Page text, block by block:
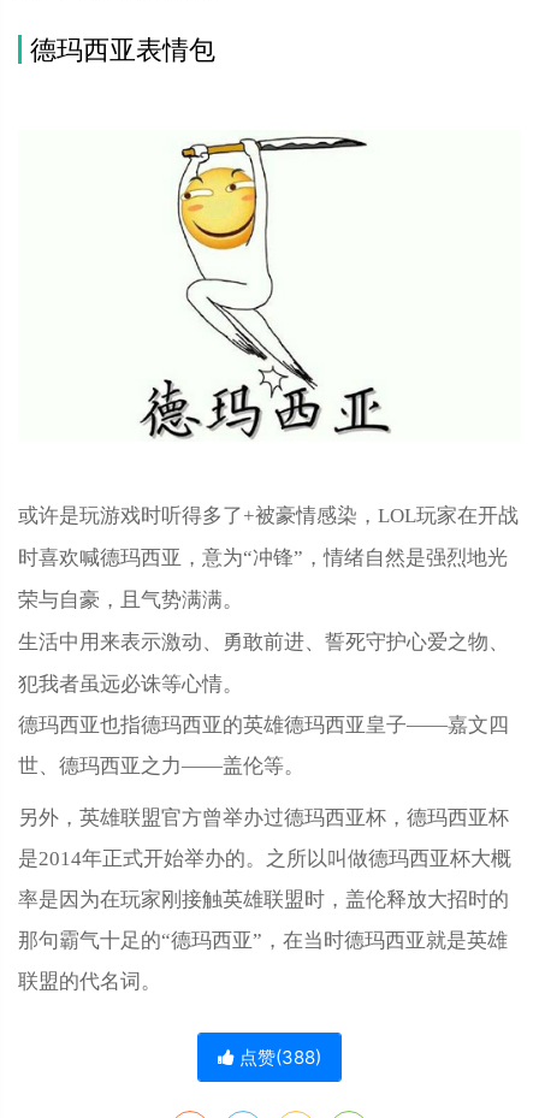
德玛西亚表情包
或许是玩游戏时听得多了+被豪情感染，LOL玩家在开战
时喜欢喊德玛西亚，意为“冲锋”，情绪自然是强烈地光
荣与自豪，且气势满满。
生活中用来表示激动、勇敢前进、誓死守护心爱之物、
犯我者虽远必诛等心情。
德玛西亚也指德玛西亚的英雄德玛西亚皇子——嘉文四
世、德玛西亚之力——盖伦等。
另外，英雄联盟官方曾举办过德玛西亚杯，德玛西亚杯
是2014年正式开始举办的。之所以叫做德玛西亚杯大概
率是因为在玩家刚接触英雄联盟时，盖伦释放大招时的
那句霸气十足的“德玛西亚”，在当时德玛西亚就是英雄
联盟的代名词。
点赞(388)